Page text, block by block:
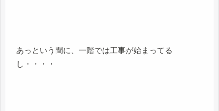
あっという間に、一階では工事が始まってる
し・・・・